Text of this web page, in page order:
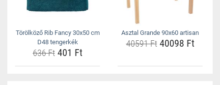
Törölköző Rib Fancy 30x50 cm
D48 tengerkék
636 Ft401 Ft
Asztal Grande 90x60 artisan
40591 Ft40098 Ft